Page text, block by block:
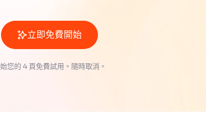
立即免費開始
您的 4 頁免費試用。隨時取消。